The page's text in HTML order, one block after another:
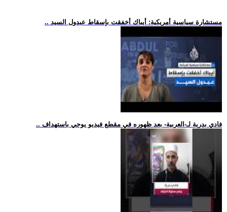
.. مستشارة سياسية أمريكية: أيباك أخفقت بإسقاط عبدول السيد
.. فادي بدرية لـ-العربية- بعد ظهوره في مقطع فيديو يوحي باستهداف